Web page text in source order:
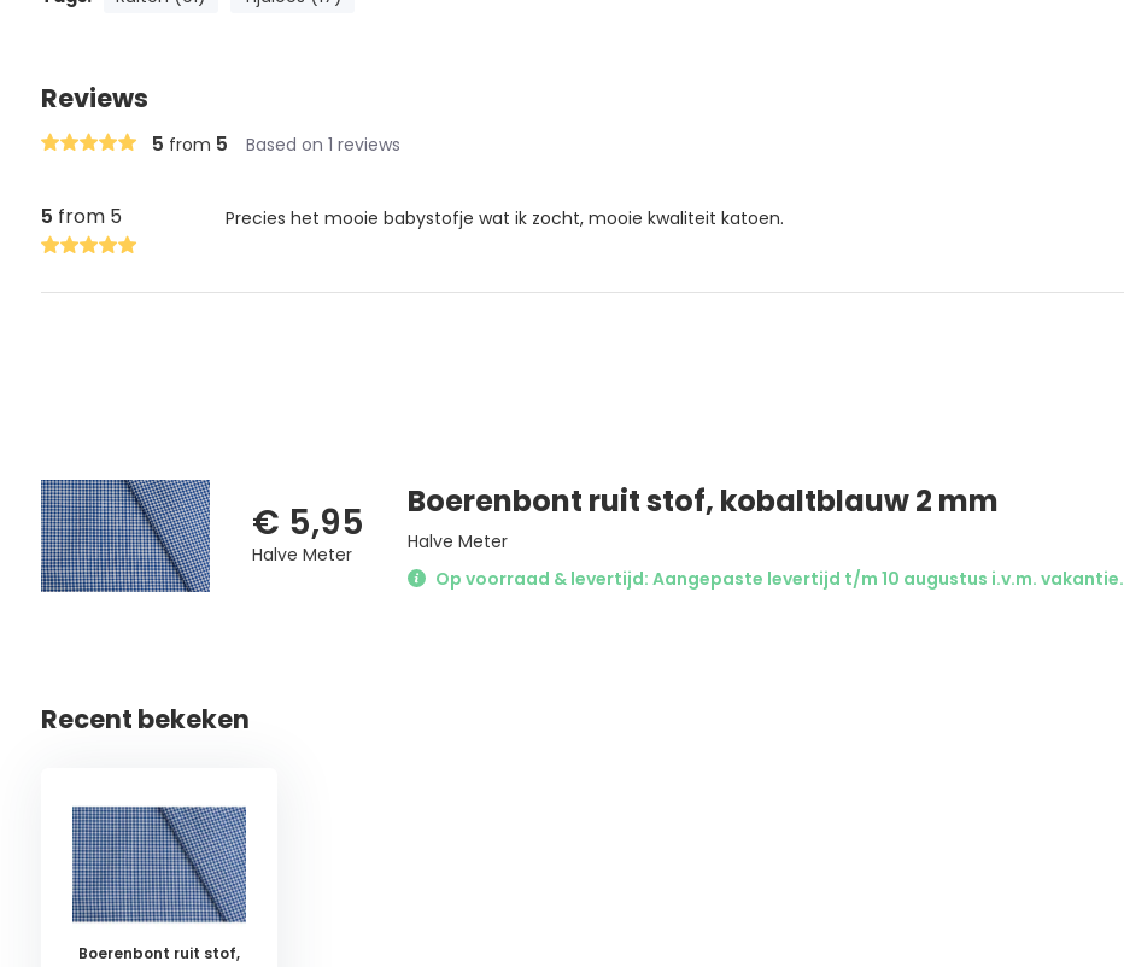
Reviews
5 from 5 Based on 1 reviews
5 from 5 Precies het mooie babystofje wat ik zocht, mooie kwaliteit katoen.
€ 5,95
Halve Meter
Boerenbont ruit stof, kobaltblauw 2 mm
Halve Meter
Op voorraad & levertijd: Aangepaste levertijd t/m 10 augustus i.v.m. vakantie.
Recent bekeken
Boerenbont ruit stof,